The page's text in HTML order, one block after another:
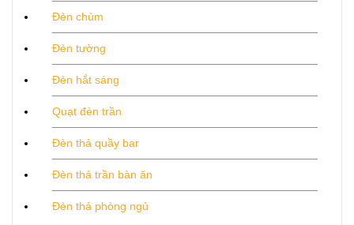
Đèn chùm
Đèn tường
Đèn hắt sáng
Quạt đèn trần
Đèn thả quầy bar
Đèn thả trần bàn ăn
Đèn thả phòng ngủ